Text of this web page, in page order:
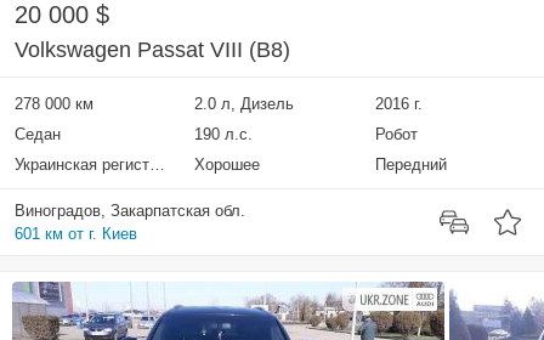
20 000 $
Volkswagen Passat VIII (B8)
278 000 км 2.0 л, Дизель
2016 г.
Седан
190 л.с.
Робот
Украинская регистрация
Хорошее Передний
Виноградов, Закарпатская обл.
601 км от г. Киев